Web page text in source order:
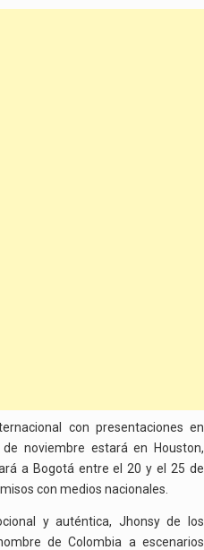
con presentaciones en
noviembre estará en Houston,
a Bogotá entre el 20 y el 25 de
con medios nacionales.
y auténtica, Jhonsy de los
de Colombia a escenarios